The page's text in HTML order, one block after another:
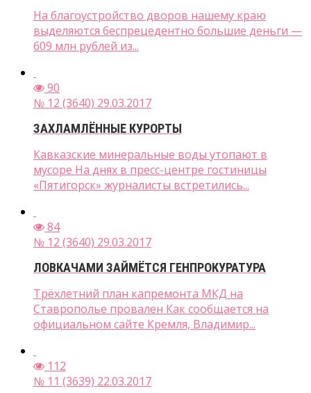
На благоустройство дворов нашему краю
выделяются беспрецедентно большие деньги —
609 млн рублей из...
90
№ 12 (3640) 29.03.2017
ЗАХЛАМЛЁННЫЕ КУРОРТЫ
Кавказские минеральные воды утопают в
мусоре На днях в пресс-центре гостиницы
«Пятигорск» журналисты встретились...
84
№ 12 (3640) 29.03.2017
ЛОВКАЧАМИ ЗАЙМЁТСЯ ГЕНПРОКУРАТУРА
Трёхлетний план капремонта МКД на
Ставрополье провален Как сообщается на
официальном сайте Кремля, Владимир...
112
№ 11 (3639) 22.03.2017